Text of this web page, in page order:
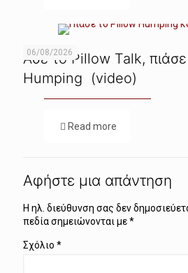
06/08/2026
Ασε το Pillow Talk,
Humping (video)
Read more
Αφήστε μια απάντηση
Η ηλ. διεύθυνση σας δεν
πεδία σημειώνονται με*
Σχόλιο *